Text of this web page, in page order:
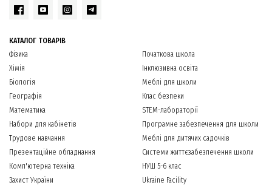
КАТАЛОГ ТОВАРІВ
Фізика
Хімія
Біологія
Географія
Математика
Набори для кабінетів
Трудове навчання
Презентаційне обладнання
Комп'ютерна техніка
Захист України
Початкова школа
Інклюзивна освіта
Меблі для школи
Клас безпеки
STEM-лабораторії
Програмне забезпечення для школи
Меблі для дитячих садочків
Системи життєзабезпечення школи
НУШ 5-6 клас
Ukraine Facility